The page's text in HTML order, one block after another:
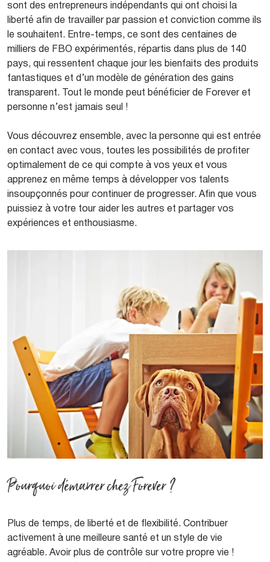
sont des entrepreneurs indépendants qui ont choisi la
liberté afin de travailler par passion et conviction comme ils
le souhaitent. Entre-temps, ce sont des centaines de
milliers de FBO expérimentés, répartis dans plus de 140
pays, qui ressentent chaque jour les bienfaits des produits
fantastiques et d’un modèle de génération des gains
transparent. Tout le monde peut bénéficier de Forever et
personne n’est jamais seul !
Vous découvrez ensemble, avec la personne qui est entrée
en contact avec vous, toutes les possibilités de profiter
optimalement de ce qui compte à vos yeux et vous
apprenez en même temps à développer vos talents
insoupçonnés pour continuer de progresser. Afin que vous
puissiez à votre tour aider les autres et partager vos
expériences et enthousiasme.
Pourquoi démarrer chez Forever ?
Plus de temps, de liberté et de flexibilité. Contribuer
activement à une meilleure santé et un style de vie
agréable. Avoir plus de contrôle sur votre propre vie !